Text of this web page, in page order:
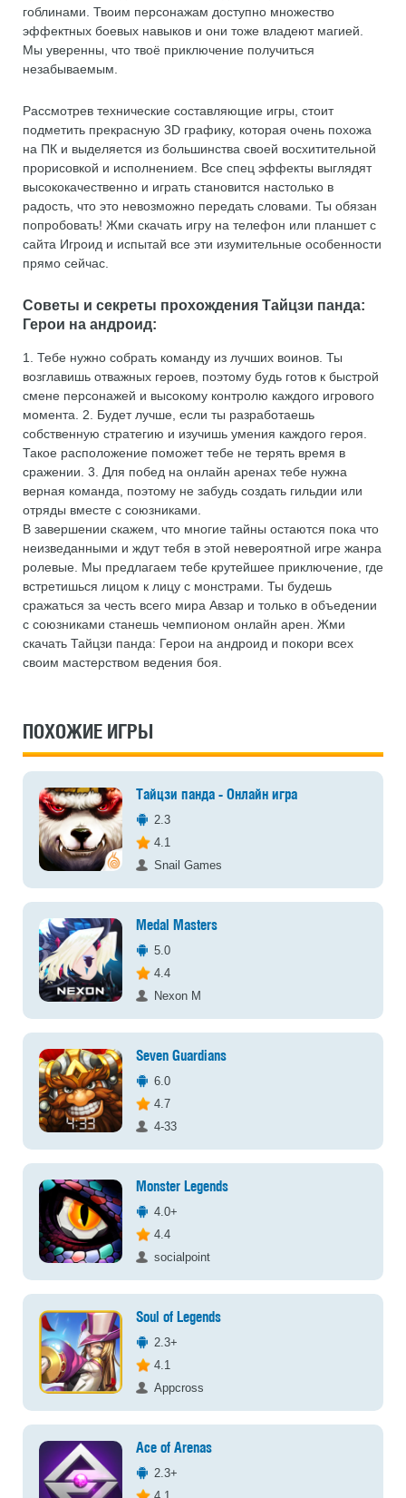
гоблинами. Твоим персонажам доступно множество
эффектных боевых навыков и они тоже владеют магией.
Мы уверенны, что твоё приключение получиться
незабываемым.
Рассмотрев технические составляющие игры, стоит
подметить прекрасную 3D графику, которая очень похожа
на ПК и выделяется из большинства своей восхитительной
прорисовкой и исполнением. Все спец эффекты выглядят
высококачественно и играть становится настолько в
радость, что это невозможно передать словами. Ты обязан
попробовать! Жми скачать игру на телефон или планшет с
сайта Игроид и испытай все эти изумительные особенности
прямо сейчас.
Советы и секреты прохождения Тайцзи панда:
Герои на андроид:
1. Тебе нужно собрать команду из лучших воинов. Ты
возглавишь отважных героев, поэтому будь готов к быстрой
смене персонажей и высокому контролю каждого игрового
момента. 2. Будет лучше, если ты разработаешь
собственную стратегию и изучишь умения каждого героя.
Такое расположение поможет тебе не терять время в
сражении. 3. Для побед на онлайн аренах тебе нужна
верная команда, поэтому не забудь создать гильдии или
отряды вместе с союзниками.
В завершении скажем, что многие тайны остаются пока что
неизведанными и ждут тебя в этой невероятной игре жанра
ролевые. Мы предлагаем тебе крутейшее приключение, где
встретишься лицом к лицу с монстрами. Ты будешь
сражаться за честь всего мира Авзар и только в объедении
с союзниками станешь чемпионом онлайн арен. Жми
скачать Тайцзи панда: Герои на андроид и покори всех
своим мастерством ведения боя.
ПОХОЖИЕ ИГРЫ
Тайцзи панда - Онлайн игра
2.3
4.1
Snail Games
Medal Masters
5.0
4.4
Nexon M
Seven Guardians
6.0
4.7
4-33
Monster Legends
4.0+
4.4
socialpoint
Soul of Legends
2.3+
4.1
Appcross
Ace of Arenas
2.3+